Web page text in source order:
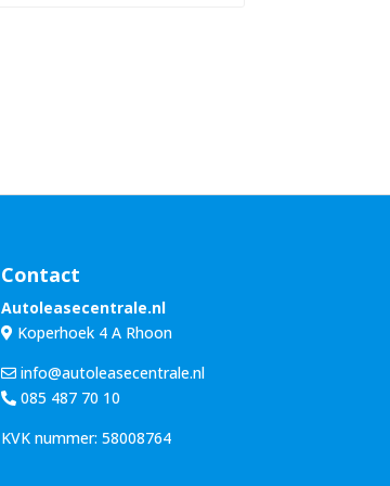
Contact
Autoleasecentrale.nl
Koperhoek 4 A Rhoon
info@autoleasecentrale.nl
085 487 70 10
KVK nummer: 58008764